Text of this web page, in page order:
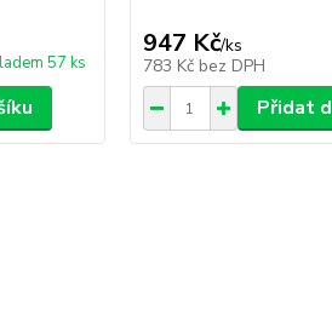
57 ks
947 Kč/ks
783 Kč bez DPH
Přidat